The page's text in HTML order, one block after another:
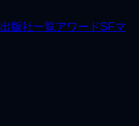
出版社一覧アワードSFマ